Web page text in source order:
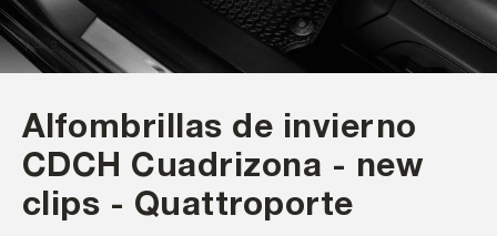
1 — 2
Alfombrillas de invierno
CDCH Cuadrizona - new
clips - Quattroporte